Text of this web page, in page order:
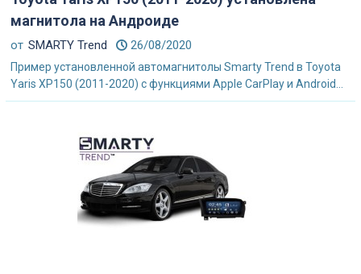
магнитола на Андроиде
от SMARTY Trend 26/08/2020
Пример установленной автомагнитолы Smarty Trend в Toyota
Yaris XP150 (2011-2020) с функциями Apple CarPlay и Android...